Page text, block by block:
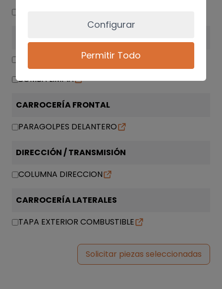
MOTOR LIMPIA DELANTERO
BOMBA LIMPIA
CARROCERÍA FRONTAL
PARAGOLPES DELANTERO
DIRECCIÓN / TRANSMISIÓN
COLUMNA DIRECCION
CARROCERÍA LATERALES
TAPA EXTERIOR COMBUSTIBLE
Solicitar piezas seleccionadas
Configurar
Permitir Todo